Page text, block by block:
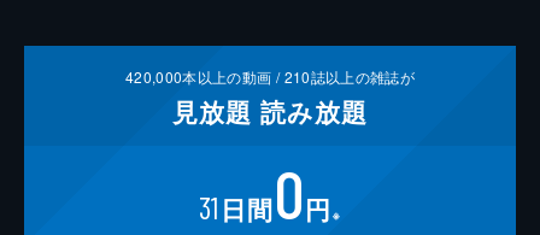
420,000本以上の動画 /210誌以上の雑誌が
見放題 読み放題
31 日間0円 ※